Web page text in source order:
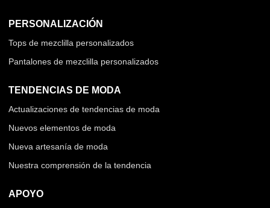
PERSONALIZACIÓN
Tops de mezclilla personalizados
Pantalones de mezclilla personalizados
TENDENCIAS DE MODA
Actualizaciones de tendencias de moda
Nuevos elementos de moda
Nueva artesanía de moda
Nuestra comprensión de la tendencia
APOYO